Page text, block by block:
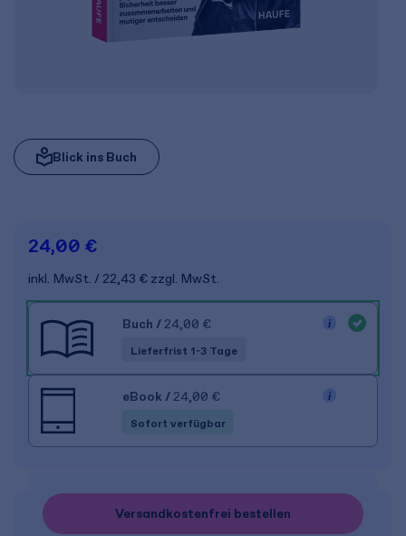
Blick ins Buch
24,00 €
inkl. MwSt. 22,43 € zzgl. MwSt.
Buch / 24,00 €
Lieferfrist 1-3 Tage
eBook / 24,00 €
Sofort verfügbar
Versandkostenfrei bestellen